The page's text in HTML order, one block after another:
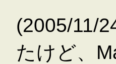
(2005/11/
たけど、